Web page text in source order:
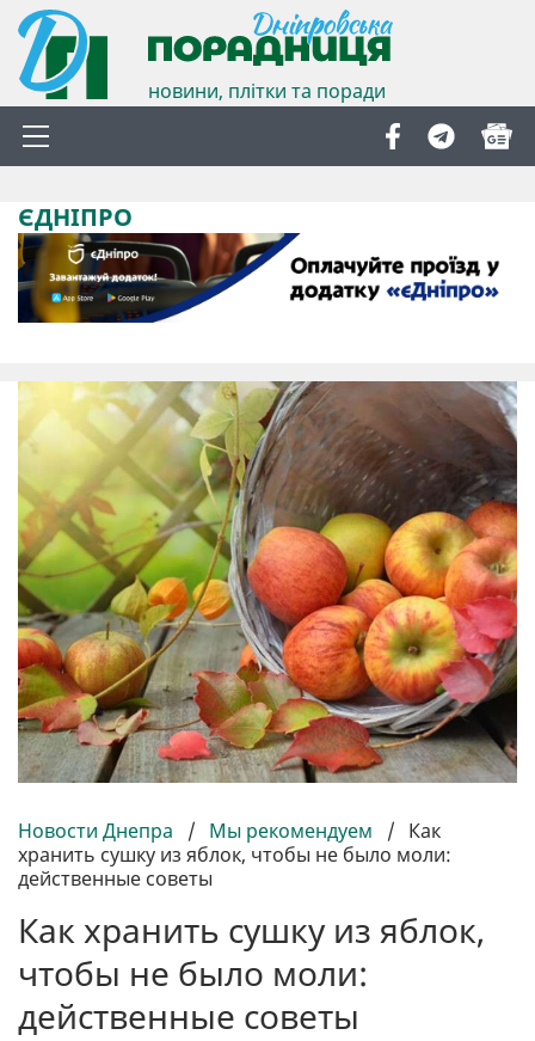
новини, плітки та поради
ЄДНІПРО
Новости Днепра / Мы рекомендуем / Как
хранить сушку из яблок, чтобы не было моли:
действенные советы
Как хранить сушку из яблок,
чтобы не было моли:
действенные советы